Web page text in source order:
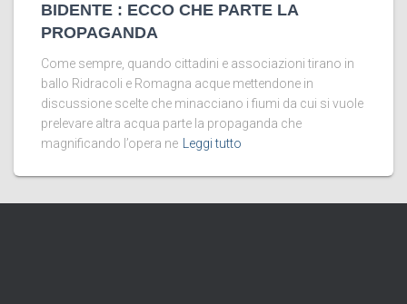
BIDENTE : ECCO CHE PARTE LA
PROPAGANDA
Come sempre, quando cittadini e associazioni tirano in
ballo Ridracoli e Romagna acque mettendone in
discussione scelte che minacciano i fiumi da cui si vuole
prelevare altra acqua parte la propaganda che
magnificando l’opera ne
Leggi tutto